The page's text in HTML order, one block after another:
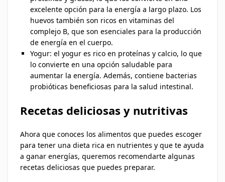
excelente opción para la energía a largo plazo. Los
huevos también son ricos en vitaminas del
complejo B, que son esenciales para la producción
de energía en el cuerpo.
Yogur: el yogur es rico en proteínas y calcio, lo que
lo convierte en una opción saludable para
aumentar la energía. Además, contiene bacterias
probióticas beneficiosas para la salud intestinal.
Recetas deliciosas y nutritivas
Ahora que conoces los alimentos que puedes escoger
para tener una dieta rica en nutrientes y que te ayuda
a ganar energías, queremos recomendarte algunas
recetas deliciosas que puedes preparar.